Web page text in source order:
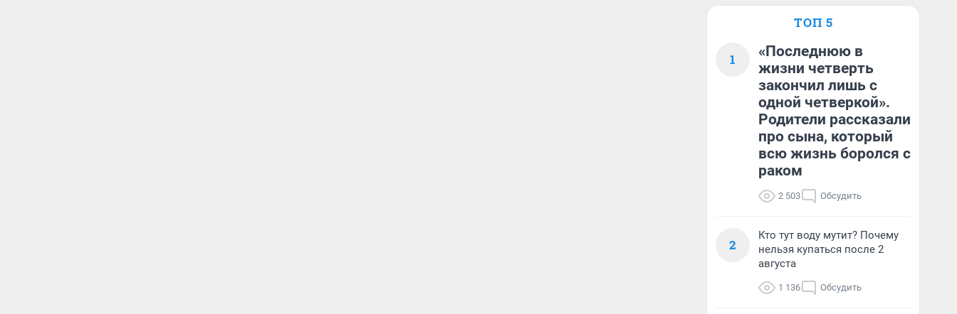
ТОП 5
1
«Последнюю в
жизни четверть
закончил лишь с
одной четверкой».
Родители рассказали
про сына, который
всю жизнь боролся с
раком
2 503 Обсудить
2
Кто тут воду мутит? Почему
нельзя купаться после 2
августа
1 136 Обсудить